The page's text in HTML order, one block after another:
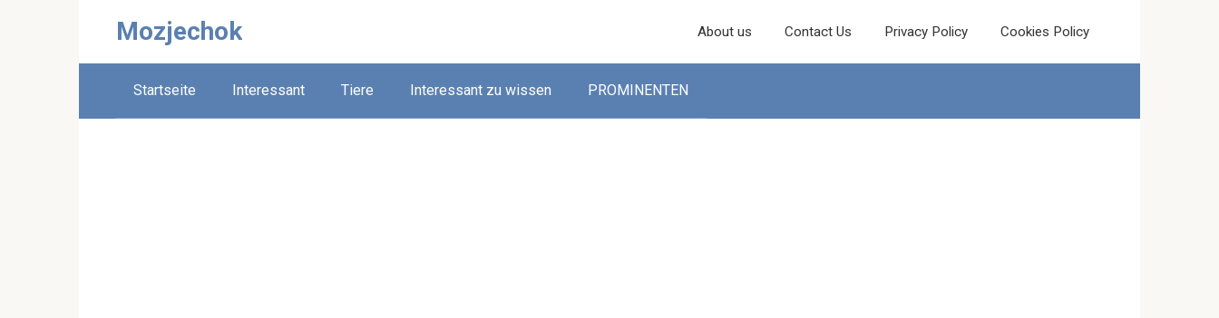
Mozjechok About us Contact Us Privacy Policy Cookies Policy
Startseite Interessant Tiere Interessant zu wissen PROMINENTEN